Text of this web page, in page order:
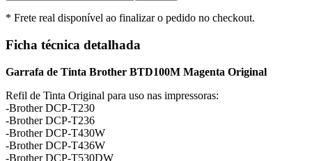
* Frete real disponível ao finalizar o pedido no checkout.
Ficha técnica detalhada
Garrafa de Tinta Brother BTD100M Magenta Original
Refil de Tinta Original para uso nas impressoras:
-Brother DCP-T230
-Brother DCP-T236
-Brother DCP-T430W
-Brother DCP-T436W
-Brother DCP-T530DW